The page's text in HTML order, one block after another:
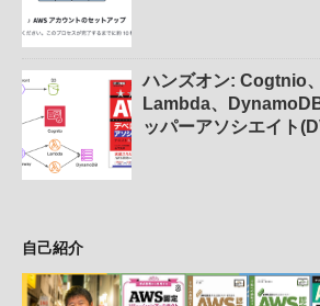
ハンズオン: Cogtnio
Lambda、
ッパーアソシエイト
自己紹介